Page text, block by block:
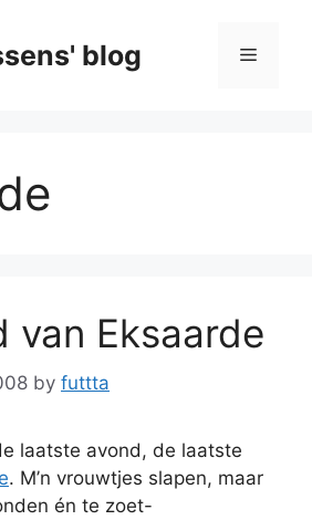
blog Menu
van Eksaarde
by futtta
laatste avond, de laatste
. M’n vrouwtjes slapen, maar
én te zoet-